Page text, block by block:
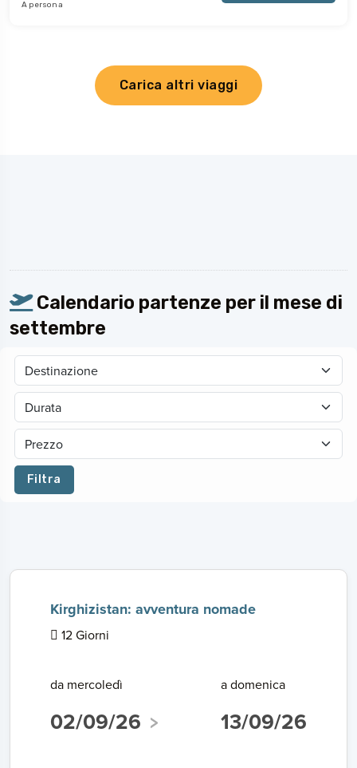
A persona
Carica altri viaggi
Calendario partenze per il mese di
settembre
Filtra
Kirghizistan: avventura nomade
12 Giorni
da mercoledì
02/09/26
a domenica
13/09/26